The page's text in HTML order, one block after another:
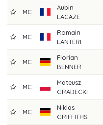
MC
Aubin
LACAZE
MC
Romain
LANTERI
MC
Florian
BENNER
MC
Mateusz
GRADECKI
MC
Niklas
GRIFFITHS